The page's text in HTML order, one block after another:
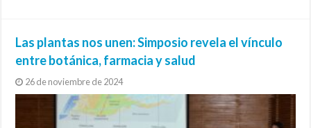
Las plantas nos unen: Simposio revela el vínculo
entre botánica, farmacia y salud
26 de noviembre de 2024